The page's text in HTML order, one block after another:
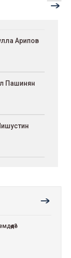
Арипов
Пашинян